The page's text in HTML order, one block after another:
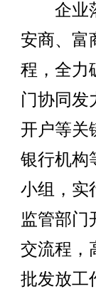
企业落
安商、富
程，全力
门协同发
开户等关
银行机构
小组，实
监管部门
交流程，
批发放工